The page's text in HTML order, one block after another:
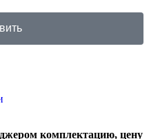
комплектацию, цену